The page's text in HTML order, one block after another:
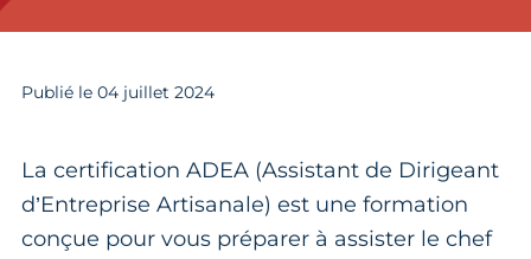
Publié le 04 juillet 2024
La certification ADEA (Assistant de Dirigeant
d’Entreprise Artisanale) est une formation
conçue pour vous préparer à assister le chef